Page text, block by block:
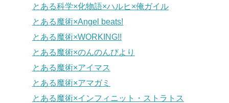
とある科学×化物語×ハルヒ×俺ガイル
とある魔術×Angel beats!
とある魔術×WORKING!!
とある魔術×のんのんびより
とある魔術×アイマス
とある魔術×アマガミ
とある魔術×インフィニット・ストラトス